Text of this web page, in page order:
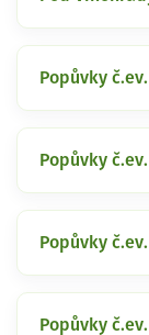
Popůvky č.ev.
Popůvky
Popůvky
Popůvky č.ev.